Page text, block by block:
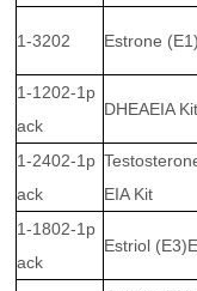
1-3202 Estrone
1-1202-1p
ack
DHEAEIA Kit
1-2402-1p
ack
EIA Kit
1-1802-1p
ack
Estriol